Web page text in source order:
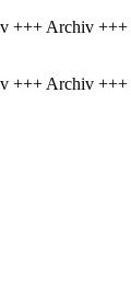
Archiv
Archiv